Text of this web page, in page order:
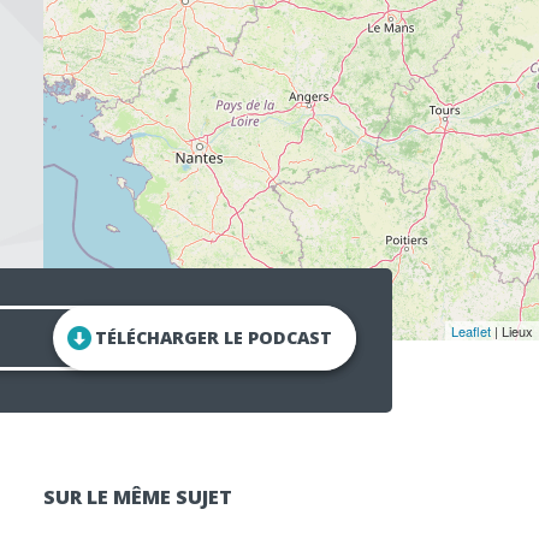
Leaflet | Lieux
TÉLÉCHARGER LE PODCAST
SUR LE MÊME SUJET